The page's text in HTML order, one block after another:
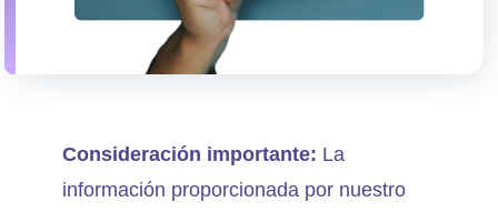
Consideración importante: La
información proporcionada por nuestro